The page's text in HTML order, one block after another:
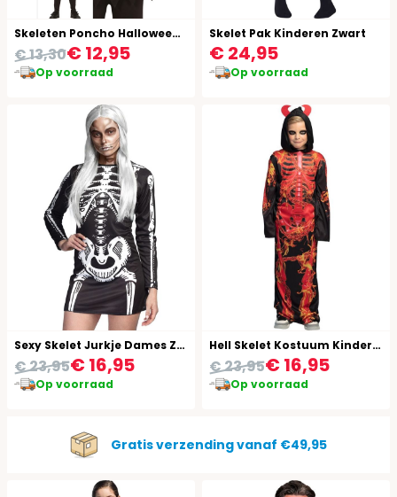
Skeleten Poncho Halloween Kind
€ 12,95
€ 13,30
Op voorraad
Skelet Pak Kinderen Zwart
€ 24,95
Op voorraad
Sexy Skelet Jurkje Dames Zwart
€ 16,95
€ 23,95
Op voorraad
Hell Skelet Kostuum Kinderen Rood
€ 16,95
€ 23,95
Op voorraad
Gratis verzending vanaf €49,95